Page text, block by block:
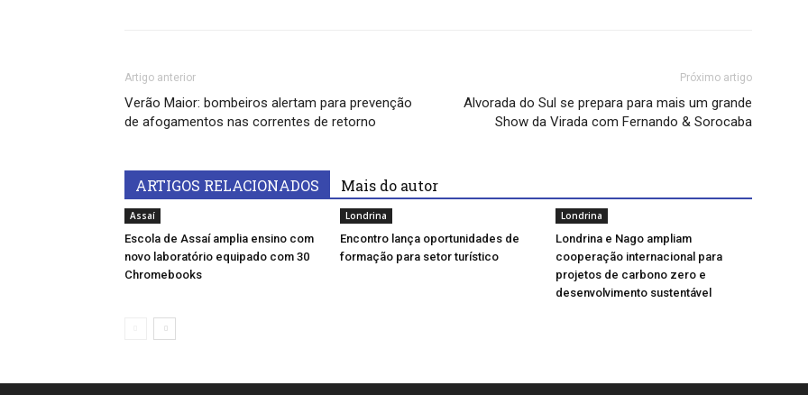
Artigo anterior
Verão Maior: bombeiros alertam para prevenção
de afogamentos nas correntes de retorno
Próximo artigo
Alvorada do Sul se prepara para mais um grande
Show da Virada com Fernando & Sorocaba
ARTIGOS RELACIONADOS Mais do autor
Assaí
Escola de Assaí amplia ensino com
novo laboratório equipado com 30
Chromebooks
Londrina
Encontro lança oportunidades de
formação para setor turístico
Londrina
Londrina e Nago ampliam
cooperação internacional para
projetos de carbono zero e
desenvolvimento sustentável